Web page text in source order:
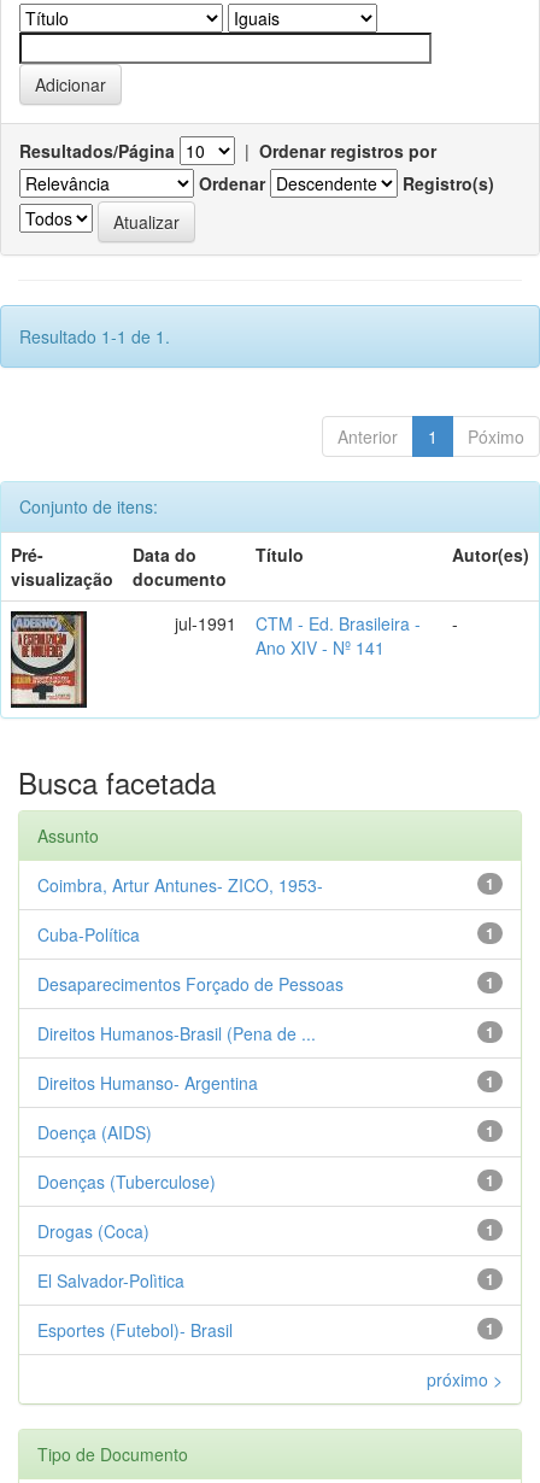
Resultados/Página | Ordenar registros por
Ordenar
Registro(s)
Resultado 1-1 de 1.
Anterior 1 Póximo
Conjunto de itens:
Pré-
visualização
Data do
documento
Título Autor(es)
jul-1991
CTM - Ed. Brasileira -
Ano XIV - Nº 141
-
Busca facetada
Assunto
1
Coimbra, Artur Antunes- ZICO, 1953-
1
Cuba-Política
1
Desaparecimentos Forçado de Pessoas
1
Direitos Humanos-Brasil (Pena de ...
1
Direitos Humanso- Argentina
1
Doença (AIDS)
1
Doenças (Tuberculose)
1
Drogas (Coca)
1
El Salvador-Polìtica
1
Esportes (Futebol)- Brasil
próximo >
Tipo de Documento